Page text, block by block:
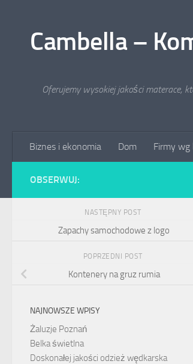
Cambella –
Oferujemy wysokiej jakości materace,
Biznes i ekonomia Dom Firmy wg
OBSERWUJ:
NASTĘPNY POST
Zapachy samochodowe z logo
POPRZEDNI POST
Kontenery na gruz rumia
NAJNOWSZE WPISY
Żaluzje Poznań
Belka świetlna
Doskonałej jakości odzież wędkarska